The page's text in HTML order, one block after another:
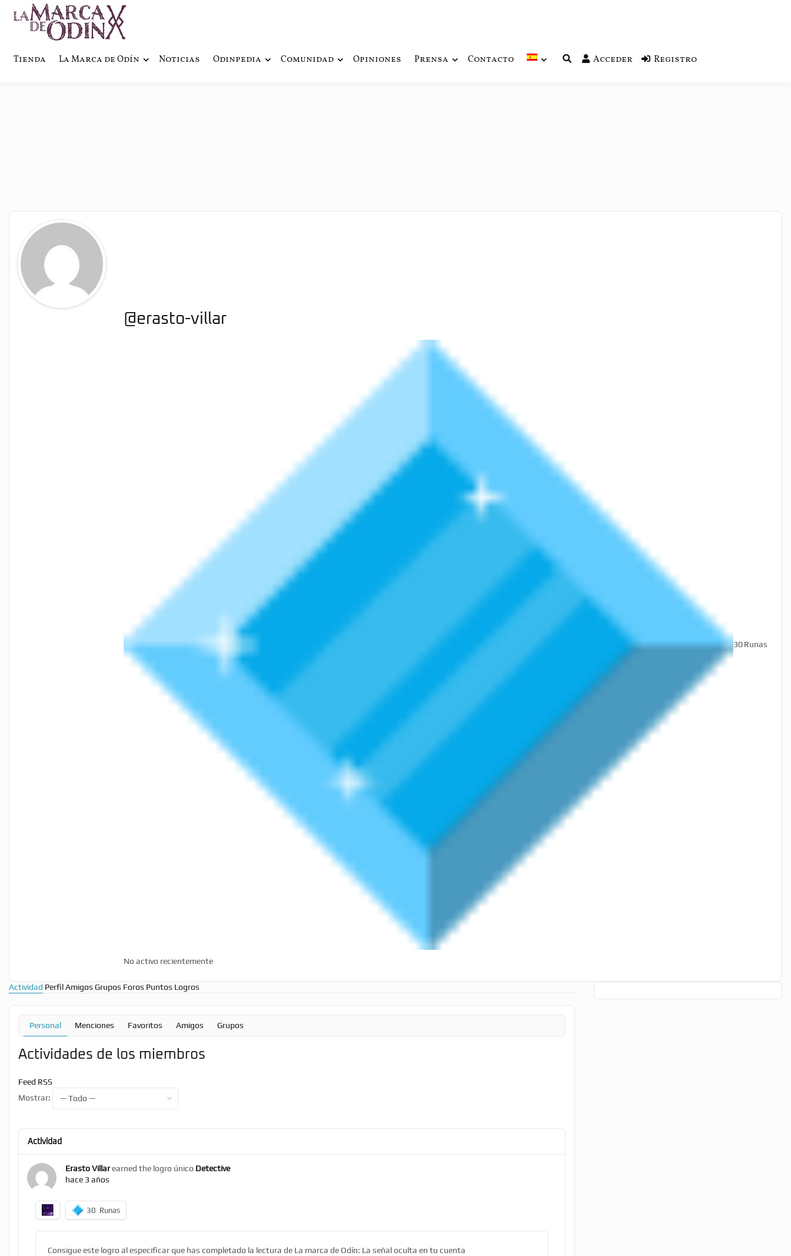
Tienda La Marca de Odín Noticias Odinpedia Comunidad Opiniones Prensa Contacto Acceder Registro
@erasto-villar
30Runas
No activo recientemente
Actividad PerfilAmigos Grupos Foros Puntos Logros
Personal Menciones Favoritos Amigos Grupos
Actividades de los miembros
Feed RSS
Mostrar:
Actividad
Erasto Villarearned the logro único Detective
hace 3 años
30 Runas
Consigue este logro al especificar que has completado la lectura de La marca de Odín: La señal oculta en tu cuenta